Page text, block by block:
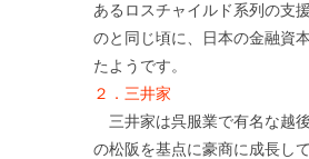
あるロスチャイルド系列の支
のと同じ頃に、日本の金融資
たようです。
２．三井家
三井家は呉服業で有名な越
の松阪を基点に豪商に成長し